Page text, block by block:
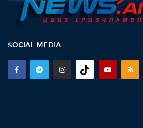
SOCIAL MEDIA